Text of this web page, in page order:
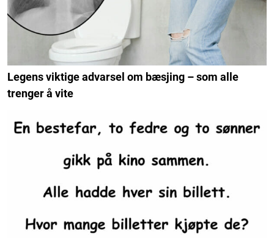
Legens viktige advarsel om bæsjing – som alle
trenger å vite